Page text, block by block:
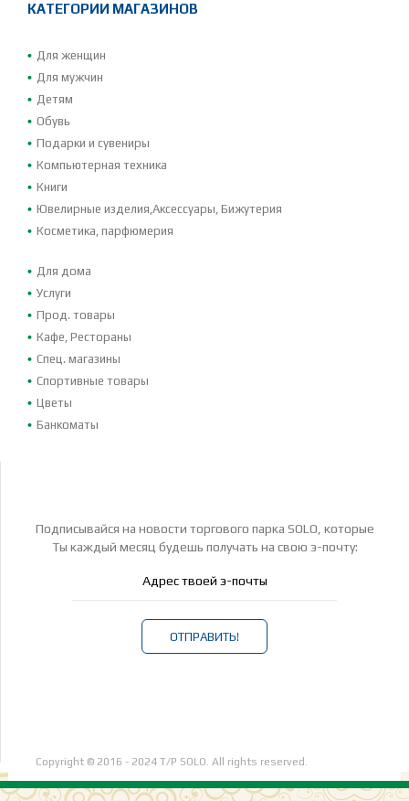
КАТЕГОРИИ МАГАЗИНОВ
Для женщин
Для мужчин
Детям
Обувь
Подарки и сувениры
Компьютерная техника
Книги
Ювелирные изделия,Аксессуары, Бижутерия
Косметика, парфюмерия
Для дома
Услуги
Прод. товары
Кафе, Рестораны
Спец. магазины
Спортивные товары
Цветы
Банкоматы
Подписывайся на новости торгового парка SOLO, которые
Ты каждый месяц будешь получать на свою э-почту:
ОТПРАВИТЬ!
Copyright © 2016 - 2024 T/P SOLO. All rights reserved.